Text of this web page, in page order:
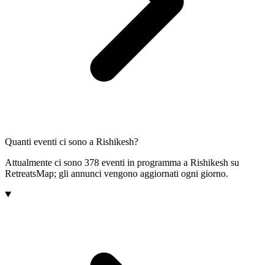
Quanti eventi ci sono a Rishikesh?
Attualmente ci sono 378 eventi in programma a Rishikesh su
RetreatsMap; gli annunci vengono aggiornati ogni giorno.